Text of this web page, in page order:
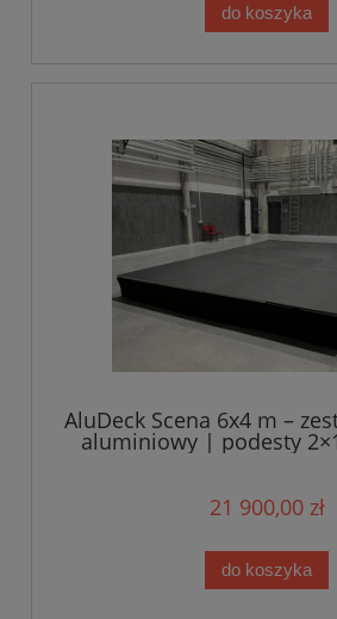
do koszyka
AluDeck Scena 6x4 m –
aluminiowy | podesty
cm, schody SM-
21 900,00 zł
do koszyka